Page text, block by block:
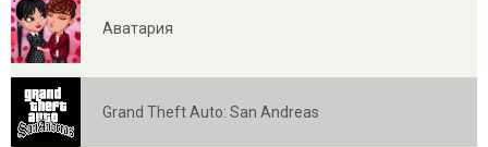
Аватария
Grand Theft Auto: San Andreas